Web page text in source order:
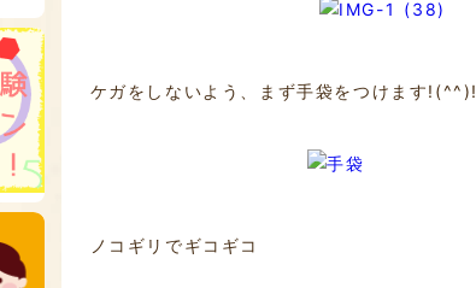
ケガをしないよう、まず手袋をつけます!(^^)!
ノコギリでギコギコ